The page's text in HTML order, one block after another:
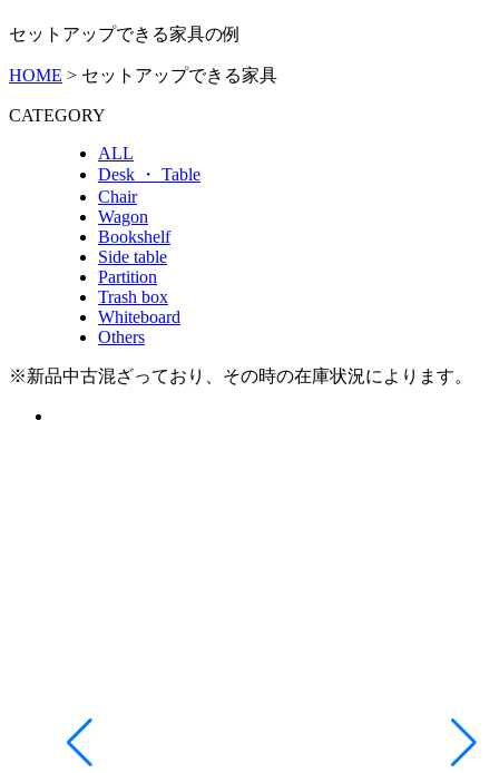
セットアップできる家具の例
HOME > セットアップできる家具
CATEGORY
ALL
Desk ・ Table
Chair
Wagon
Bookshelf
Side table
Partition
Trash box
Whiteboard
Others
※新品中古混ざっており、その時の在庫状況によります。